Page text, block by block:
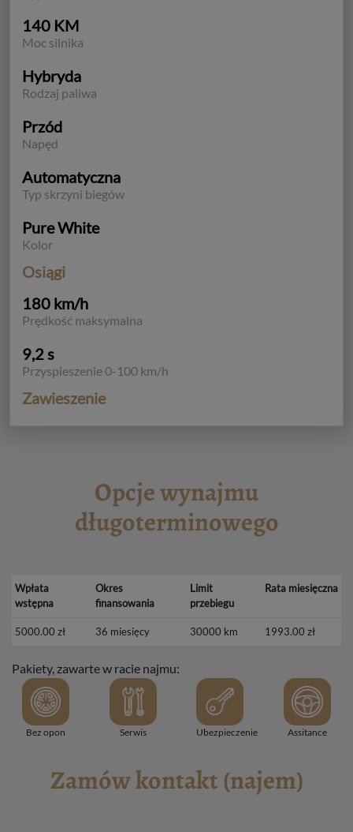
140 KM
Moc silnika
Hybryda
Rodzaj paliwa
Przód
Napęd
Automatyczna
Typ skrzyni biegów
Pure White
Kolor
Osiągi
180 km/h
Prędkość maksymalna
9,2 s
Przyspieszenie 0-100 km/h
Zawieszenie
Opcje wynajmu
długoterminowego
Wpłata
wstępna
Okres
finansowania
Limit
przebiegu
Rata miesięczna
5000.00 zł 36 miesięcy 30000 km 1993.00 zł
Pakiety, zawarte w racie najmu:
Bez opon Serwis Ubezpieczenie Assitance
Zamów kontakt (najem)